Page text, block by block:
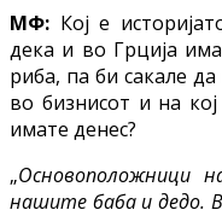
МФ: Кој е
дека и во Грција
риба, па би сакале
во бизнисот и на
имате денес?
„Основоположници
нашите баба и дедо.